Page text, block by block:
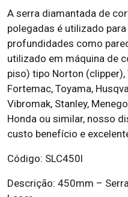
A serra diamantada de
polegadas é utilizado
profundidades como
utilizado em máquina de
piso) tipo Norton (clipper),
Fortemac, Toyama,
Vibromak, Stanley,
Honda ou similar, nosso
custo benefício e
Código: SLC450l
Descrição: 450mm –